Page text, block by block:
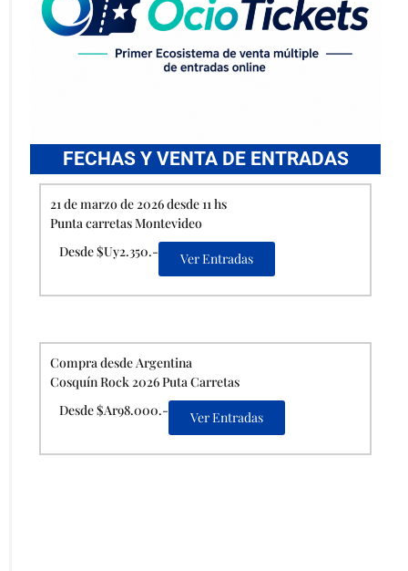
FECHAS Y VENTA DE ENTRADAS
21 de marzo de 2026 desde 11 hs
Punta carretas Montevideo
Desde $Uy2.350.-
Ver Entradas
Compra desde Argentina
Cosquín Rock 2026 Puta Carretas
Desde $Ar98.000.-
Ver Entradas